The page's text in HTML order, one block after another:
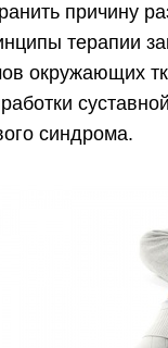
причину
терапии
окружающих
синдрома.